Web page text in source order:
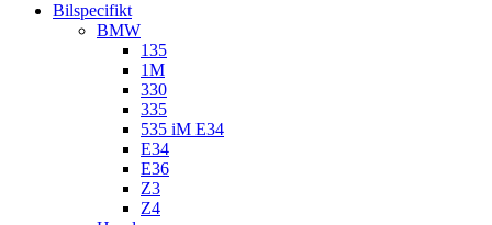
Bilspecifikt
BMW
135
1M
330
335
535 iM E34
E34
E36
Z3
Z4